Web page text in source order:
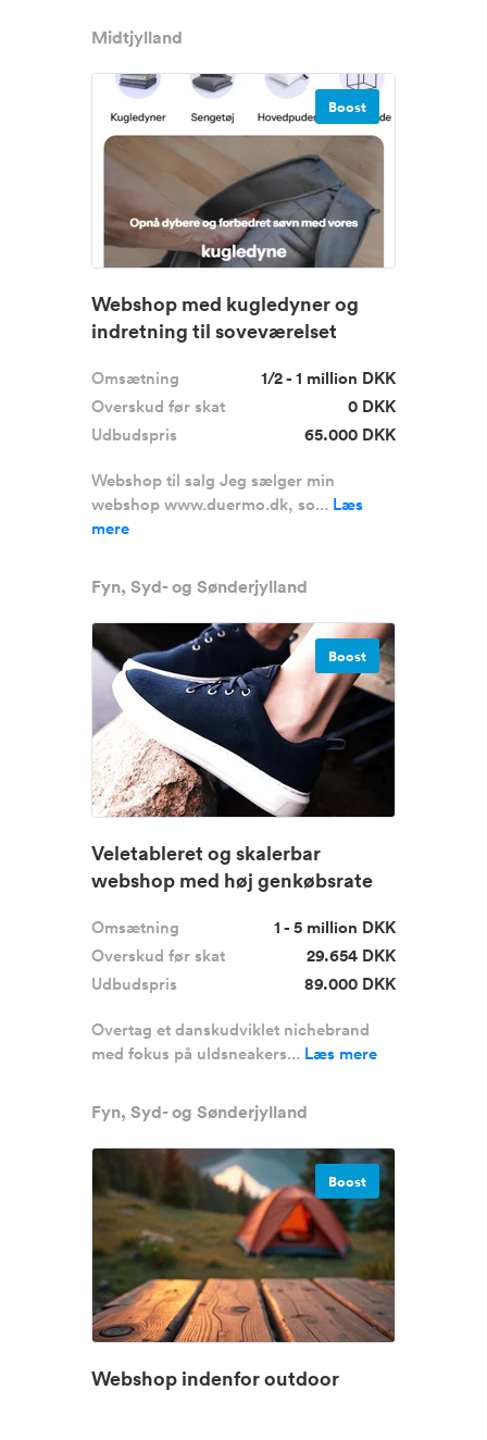
Midtjylland
Boost
Webshop med kugledyner og
indretning til soveværelset
Omsætning
1/2 - 1 million DKK
Overskud før skat
0 DKK
Udbudspris
65.000 DKK
Webshop til salg Jeg sælger min
webshop www.duermo.dk, so... Læs
mere
Fyn, Syd- og Sønderjylland
Boost
Veletableret og skalerbar
webshop med høj genkøbsrate
Omsætning
1 - 5 million DKK
Overskud før skat
29.654 DKK
Udbudspris
89.000 DKK
Overtag et danskudviklet nichebrand
med fokus på uldsneakers... Læs mere
Fyn, Syd- og Sønderjylland
Boost
Webshop indenfor outdoor